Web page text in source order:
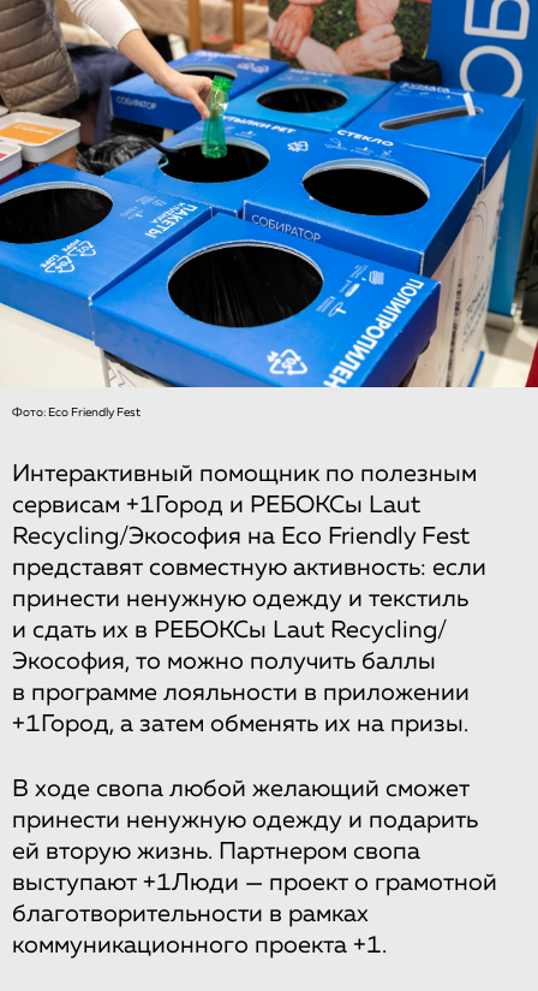
Фото: Eco Friendly Fest
Интерактивный помощник по полезным
сервисам +1Город и РЕБОКСы Laut
Recycling/Экософия на Eco Friendly Fest
представят совместную активность: если
принести ненужную одежду и текстиль
и сдать их в РЕБОКСы Laut Recycling/
Экософия, то можно получить баллы
в программе лояльности в приложении
+1Город, а затем обменять их на призы.
В ходе свопа любой желающий сможет
принести ненужную одежду и подарить
ей вторую жизнь. Партнером свопа
выступают +1Люди — проект о грамотной
благотворительности в рамках
коммуникационного проекта +1.